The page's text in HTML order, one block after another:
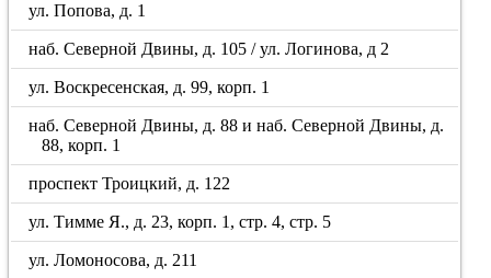
ул. Попова, д. 1
наб. Северной Двины, д. 105 / ул. Логинова, д 2
ул. Воскресенская, д. 99, корп. 1
наб. Северной Двины, д. 88 и наб. Северной Двины, д.
88, корп. 1
проспект Троицкий, д. 122
ул. Тимме Я., д. 23, корп. 1, стр. 4, стр. 5
ул. Ломоносова, д. 211